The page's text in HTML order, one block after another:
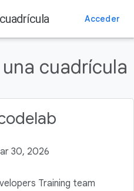
Acceder
cuadrícula
30, 2026
Training team